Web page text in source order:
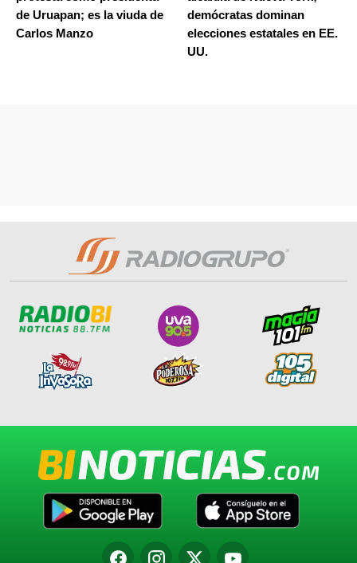
de Uruapan; es la viuda de
Carlos Manzo
demócratas dominan
elecciones estatales en EE.
UU.